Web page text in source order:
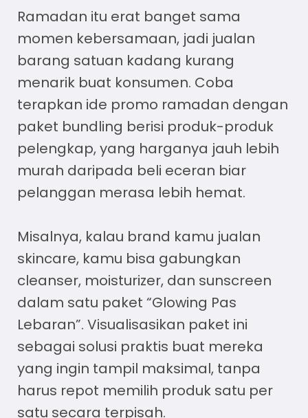
Ramadan itu erat banget sama
momen kebersamaan, jadi jualan
barang satuan kadang kurang
menarik buat konsumen. Coba
terapkan ide promo ramadan dengan
paket bundling berisi produk-produk
pelengkap, yang harganya jauh lebih
murah daripada beli eceran biar
pelanggan merasa lebih hemat.
Misalnya, kalau brand kamu jualan
skincare, kamu bisa gabungkan
cleanser, moisturizer, dan sunscreen
dalam satu paket “Glowing Pas
Lebaran”. Visualisasikan paket ini
sebagai solusi praktis buat mereka
yang ingin tampil maksimal, tanpa
harus repot memilih produk satu per
satu secara terpisah.